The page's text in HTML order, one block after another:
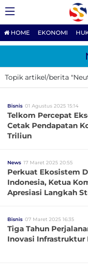
HOME EKONOMI
Topik artikel/berita
Bisnis 01 Agustus 2025 15:14
Telkom Percepat
Cetak Pendapatan
Triliun
News 17 Maret 2025 20:55
Perkuat Ekosistem
Indonesia, Ketua
Apresiasi Langkah
Bisnis 07 Maret 2025 16:35
Tiga Tahun
Inovasi Infrastruktur